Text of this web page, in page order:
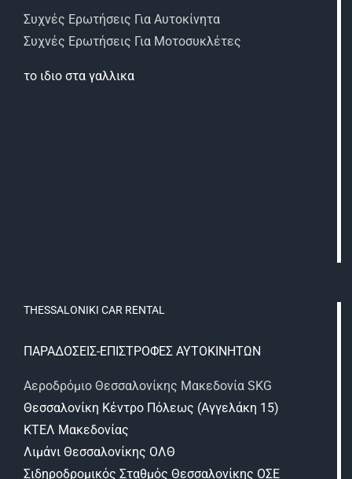
Συχνές Ερωτήσεις Για Αυτοκίνητα
Συχνές Ερωτήσεις Για Μοτοσυκλέτες
το ιδιο στα γαλλικα
THESSALONIKI CAR RENTAL
ΠΑΡΑΔΟΣΕΙΣ-ΕΠΙΣΤΡΟΦΕΣ ΑΥΤΟΚΙΝΗΤΩΝ
Αεροδρόμιο Θεσσαλονίκης Μακεδονία SKG
Θεσσαλονίκη Κέντρο Πόλεως (Αγγελάκη 15)
ΚΤΕΛ Μακεδονίας
Λιμάνι Θεσσαλονίκης ΟΛΘ
Σιδηροδρομικός Σταθμός Θεσσαλονίκης ΟΣΕ